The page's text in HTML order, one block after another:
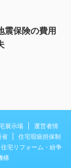
震保険の費用
展示場
運営者情
省
住宅瑕疵担保制
住宅リフォーム・紛争
構